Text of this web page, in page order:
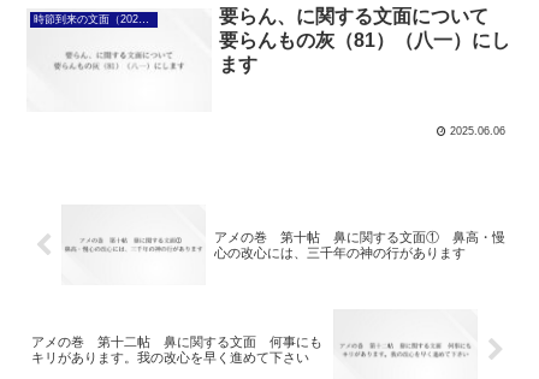
時節到来の文面（2025年4月7日～）
要らん、に関する文面について
要らんもの灰（81）（八一）にし
ます
2025.06.06
アメの巻 第十帖 鼻に関する文面① 鼻高・慢
心の改心には、三千年の神の行があります
アメの巻 第十二帖 鼻に関する文面 何事にも
キリがあります。我の改心を早く進めて下さい